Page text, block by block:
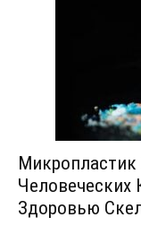
Микропластик
Человеческих
Здоровью